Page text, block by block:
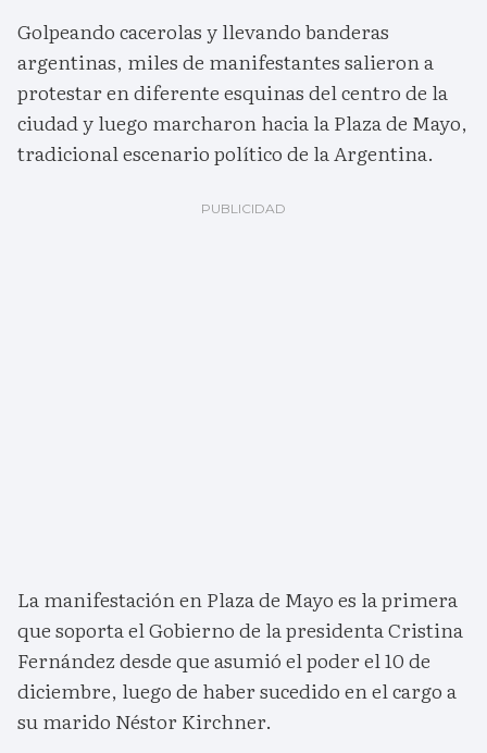
Golpeando cacerolas y llevando banderas
argentinas, miles de manifestantes salieron a
protestar en diferente esquinas del centro de la
ciudad y luego marcharon hacia la Plaza de Mayo,
tradicional escenario político de la Argentina.
La manifestación en Plaza de Mayo es la primera
que soporta el Gobierno de la presidenta Cristina
Fernández desde que asumió el poder el 10 de
diciembre, luego de haber sucedido en el cargo a
su marido Néstor Kirchner.